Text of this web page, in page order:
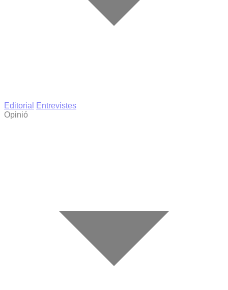
Editorial
Entrevistes
Opinió